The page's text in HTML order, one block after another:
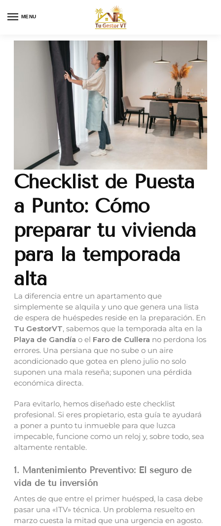
MENU
Checklist de Puesta
a Punto: Cómo
preparar tu vivienda
para la temporada
alta
La diferencia entre un apartamento que
simplemente se alquila y uno que genera una lista
de espera de huéspedes reside en la preparación. En
Tu GestorVT, sabemos que la temporada alta en la
Playa de Gandía o el Faro de Cullera no perdona los
errores. Una persiana que no sube o un aire
acondicionado que gotea en pleno julio no solo
suponen una mala reseña; suponen una pérdida
económica directa.
Para evitarlo, hemos diseñado este checklist
profesional. Si eres propietario, esta guía te ayudará
a poner a punto tu inmueble para que luzca
impecable, funcione como un reloj y, sobre todo, sea
altamente rentable.
1. Mantenimiento Preventivo: El seguro de
vida de tu inversión
Antes de que entre el primer huésped, la casa debe
pasar una «ITV» técnica. Un problema resuelto en
marzo cuesta la mitad que una urgencia en agosto.